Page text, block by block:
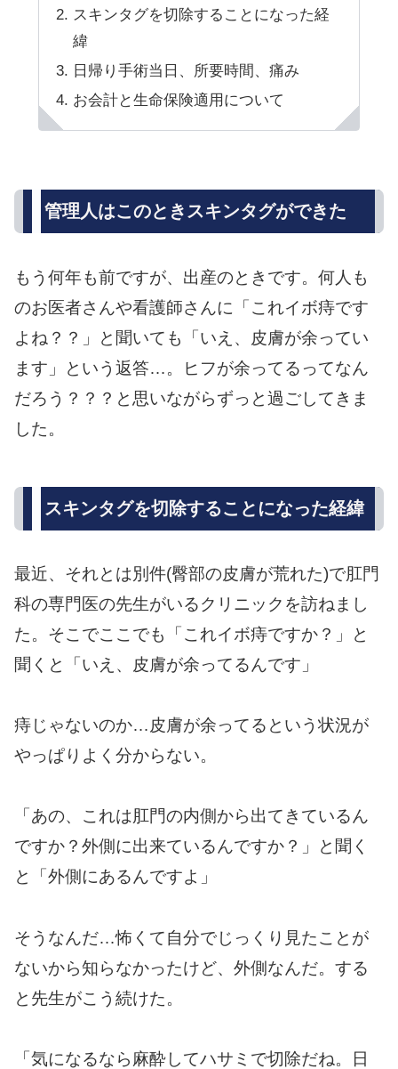
スキンタグを切除することになった経
緯
日帰り手術当日、所要時間、痛み
お会計と生命保険適用について
管理人はこのときスキンタグができた
もう何年も前ですが、出産のときです。何人も
のお医者さんや看護師さんに「これイボ痔です
よね？？」と聞いても「いえ、皮膚が余ってい
ます」という返答…。ヒフが余ってるってなん
だろう？？？と思いながらずっと過ごしてきま
した。
スキンタグを切除することになった経緯
最近、それとは別件(臀部の皮膚が荒れた)で肛門
科の専門医の先生がいるクリニックを訪ねまし
た。そこでここでも「これイボ痔ですか？」と
聞くと「いえ、皮膚が余ってるんです」
痔じゃないのか…皮膚が余ってるという状況が
やっぱりよく分からない。
「あの、これは肛門の内側から出てきているん
ですか？外側に出来ているんですか？」と聞く
と「外側にあるんですよ」
そうなんだ…怖くて自分でじっくり見たことが
ないから知らなかったけど、外側なんだ。する
と先生がこう続けた。
「気になるなら麻酔してハサミで切除だね。日